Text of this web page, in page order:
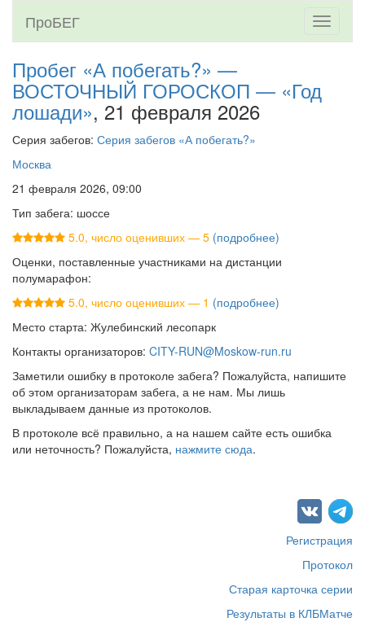
Toggle
ПроБЕГ
Пробег «А побегать?» —
ВОСТОЧНЫЙ ГОРОСКОП — «Год
лошади», 21 февраля 2026
Серия забегов: Серия забегов «А побегать?»
Москва
21 февраля 2026, 09:00
Тип забега: шоссе
5.0, число оценивших — 5 (подробнее)
Оценки, поставленные участниками на дистанции
полумарафон:
5.0, число оценивших — 1 (подробнее)
Место старта: Жулебинский лесопарк
Контакты организаторов: CITY-RUN@Moskow-run.ru
Заметили ошибку в протоколе забега? Пожалуйста, напишите
об этом организаторам забега, а не нам. Мы лишь
выкладываем данные из протоколов.
В протоколе всё правильно, а на нашем сайте есть ошибка
или неточность? Пожалуйста, нажмите сюда.
Регистрация
Протокол
Старая карточка серии
Результаты в КЛБМатче